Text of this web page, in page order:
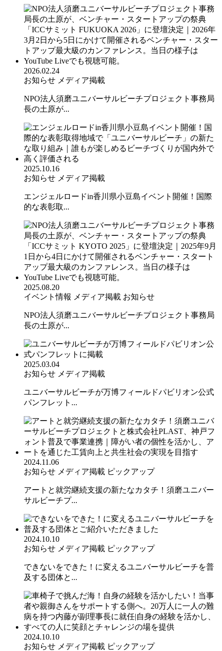
2026.02.24
お知らせ メディア掲載
NPO法人須磨ユニバーサルビーチプロジェクト事務局
長の土原が...
2025.10.16
お知らせ メディア掲載
エンジェルロードin香川県小豆島イベント開催！国際
的な表彰取...
2025.08.20
イベント情報 メディア掲載 お知らせ
NPO法人須磨ユニバーサルビーチプロジェクト事務局
長の土原が...
2025.03.04
お知らせ メディア掲載
ユニバーサルビーチが万博フィールドパビリオン公式
パンフレット...
2024.11.06
お知らせ メディア掲載 ピックアップ
アートと就労継続支援の新たなカタチ！須磨ユニバー
サルビーチプ...
2024.10.10
お知らせ メディア掲載 ピックアップ
できないをできた！に変えるユニバーサルビーチを普
及する団体と...
2024.10.10
お知らせ メディア掲載 ピックアップ